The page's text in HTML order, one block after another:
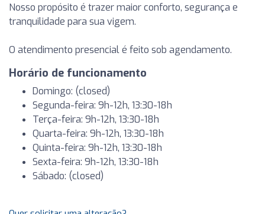
Nosso propósito é trazer maior conforto, segurança e
tranquilidade para sua vigem.
O atendimento presencial é feito sob agendamento.
Horário de funcionamento
Domingo: (closed)
Segunda-feira: 9h-12h, 13:30-18h
Terça-feira: 9h-12h, 13:30-18h
Quarta-feira: 9h-12h, 13:30-18h
Quinta-feira: 9h-12h, 13:30-18h
Sexta-feira: 9h-12h, 13:30-18h
Sábado: (closed)